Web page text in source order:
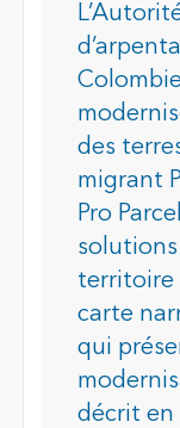
des
migrant
Pro
territoire
carte
qui
décrit en